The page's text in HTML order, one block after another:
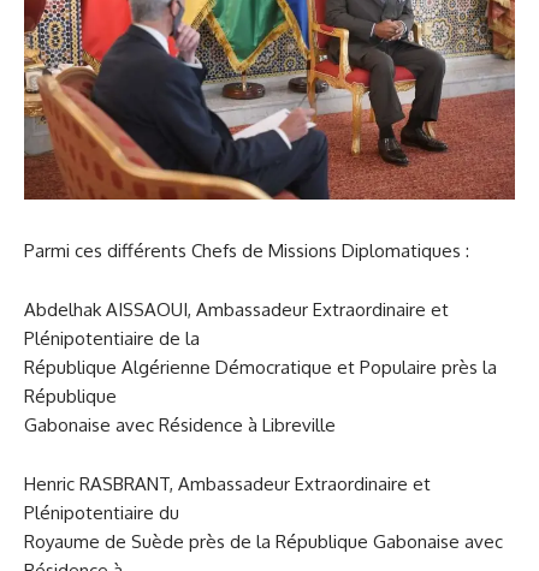
Parmi ces différents Chefs de Missions Diplomatiques :
Abdelhak AISSAOUI, Ambassadeur Extraordinaire et
Plénipotentiaire de la
République Algérienne Démocratique et Populaire près la
République
Gabonaise avec Résidence à Libreville
Henric RASBRANT, Ambassadeur Extraordinaire et
Plénipotentiaire du
Royaume de Suède près de la République Gabonaise avec